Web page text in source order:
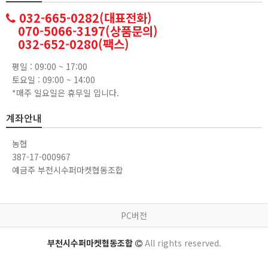
032-665-0282(대표전화)
070-5066-3197(상품문의)
032-652-0280(팩스)
평일 : 09:00 ~ 17:00
토요일 : 09:00 ~ 14:00
*매주 일요일은 휴무일 입니다.
계좌안내
농협
387-17-000967
예금주 부천시수퍼마켓협동조합
PC버전
부천시수퍼마켓협동조합 All rights reserved.